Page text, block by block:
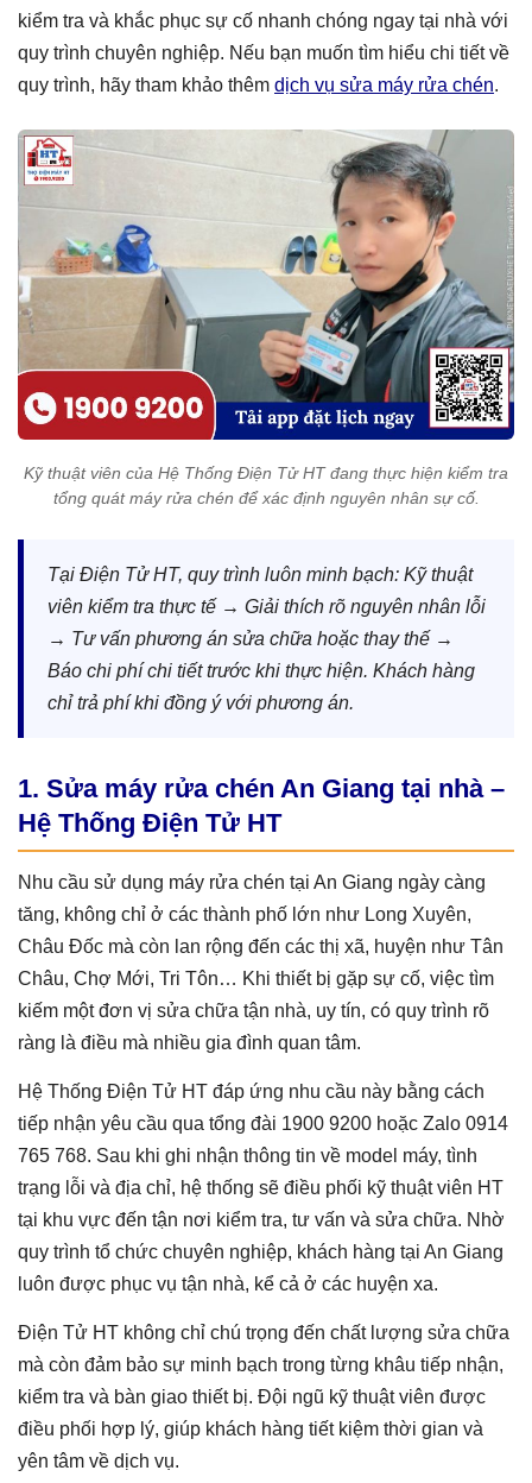
kiểm tra và khắc phục sự cố nhanh chóng ngay tại nhà với
quy trình chuyên nghiệp. Nếu bạn muốn tìm hiểu chi tiết về
quy trình, hãy tham khảo thêm dịch vụ sửa máy rửa chén.
Kỹ thuật viên của Hệ Thống Điện Tử HT đang thực hiện kiểm tra
tổng quát máy rửa chén để xác định nguyên nhân sự cố.
Tại Điện Tử HT, quy trình luôn minh bạch: Kỹ thuật
viên kiểm tra thực tế → Giải thích rõ nguyên nhân lỗi
→ Tư vấn phương án sửa chữa hoặc thay thế →
Báo chi phí chi tiết trước khi thực hiện. Khách hàng
chỉ trả phí khi đồng ý với phương án.
1. Sửa máy rửa chén An Giang tại nhà –
Hệ Thống Điện Tử HT
Nhu cầu sử dụng máy rửa chén tại An Giang ngày càng
tăng, không chỉ ở các thành phố lớn như Long Xuyên,
Châu Đốc mà còn lan rộng đến các thị xã, huyện như Tân
Châu, Chợ Mới, Tri Tôn… Khi thiết bị gặp sự cố, việc tìm
kiếm một đơn vị sửa chữa tận nhà, uy tín, có quy trình rõ
ràng là điều mà nhiều gia đình quan tâm.
Hệ Thống Điện Tử HT đáp ứng nhu cầu này bằng cách
tiếp nhận yêu cầu qua tổng đài 1900 9200 hoặc Zalo 0914
765 768. Sau khi ghi nhận thông tin về model máy, tình
trạng lỗi và địa chỉ, hệ thống sẽ điều phối kỹ thuật viên HT
tại khu vực đến tận nơi kiểm tra, tư vấn và sửa chữa. Nhờ
quy trình tổ chức chuyên nghiệp, khách hàng tại An Giang
luôn được phục vụ tận nhà, kể cả ở các huyện xa.
Điện Tử HT không chỉ chú trọng đến chất lượng sửa chữa
mà còn đảm bảo sự minh bạch trong từng khâu tiếp nhận,
kiểm tra và bàn giao thiết bị. Đội ngũ kỹ thuật viên được
điều phối hợp lý, giúp khách hàng tiết kiệm thời gian và
yên tâm về dịch vụ.